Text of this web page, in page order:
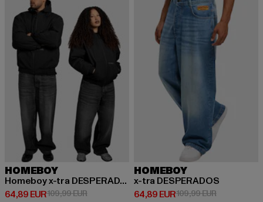
HOMEBOY
Homeboy x-tra DESPERADOS Denim
64,89 EUR
Derzeitiger Preis: 64,89 EUR
109,99 EURAktionspreis: 109,99 EUR
HOMEBOY
x-tra DESPERADOS
64,89 EUR
Derzeitiger Preis: 64,89 EUR
109,99 EUR